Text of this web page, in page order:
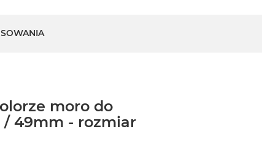
moro do
49mm - rozmiar